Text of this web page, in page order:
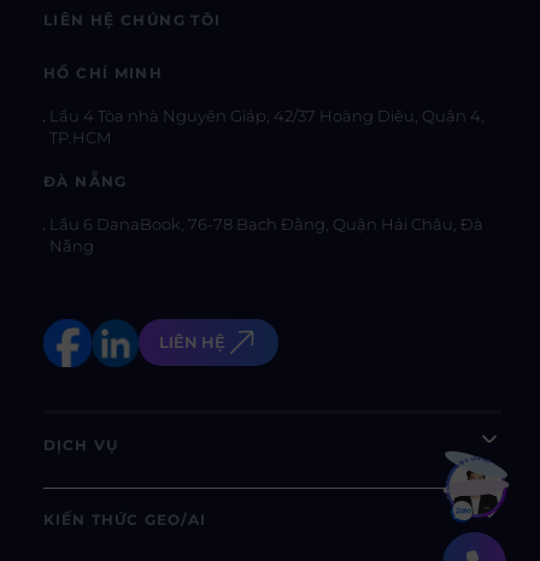
LIÊN HỆ CHÚNG TÔI
HỒ CHÍ MINH
Lầu 4 Tòa nhà Nguyên Giáp, 42/37 Hoàng Diệu, Quận 4,
TP.HCM
ĐÀ NẴNG
Lầu 6 DanaBook, 76-78 Bạch Đằng, Quận Hải Châu, Đà
Nẵng
LIÊN HỆ
DỊCH VỤ
KIẾN THỨC GEO/AI
Bạn muốn hiểu thêm?Xem chi tiết